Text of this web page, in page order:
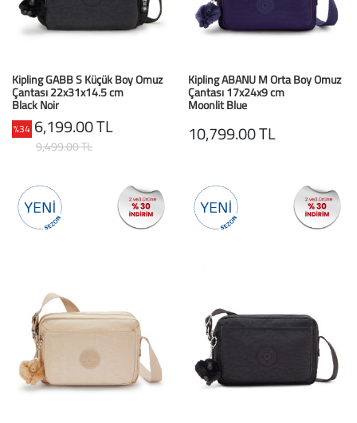
Kipling GABB S Küçük Boy Omuz
Çantası 22x31x14.5 cm
Black Noir
%34 6,199.00 TL
9,499.00 TL
Kipling ABANU M Orta Boy Omuz
Çantası 17x24x9 cm
Moonlit Blue
10,799.00 TL